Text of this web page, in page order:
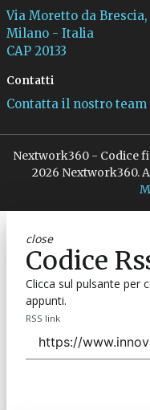
Via Moretto da Brescia,
Milano - Italia
CAP 20133
Contatti
Contatta il nostro
Nextwork360 - Codice
2026 Nextwork360.
close
Codice
Clicca sul pulsante per
appunti.
RSS link